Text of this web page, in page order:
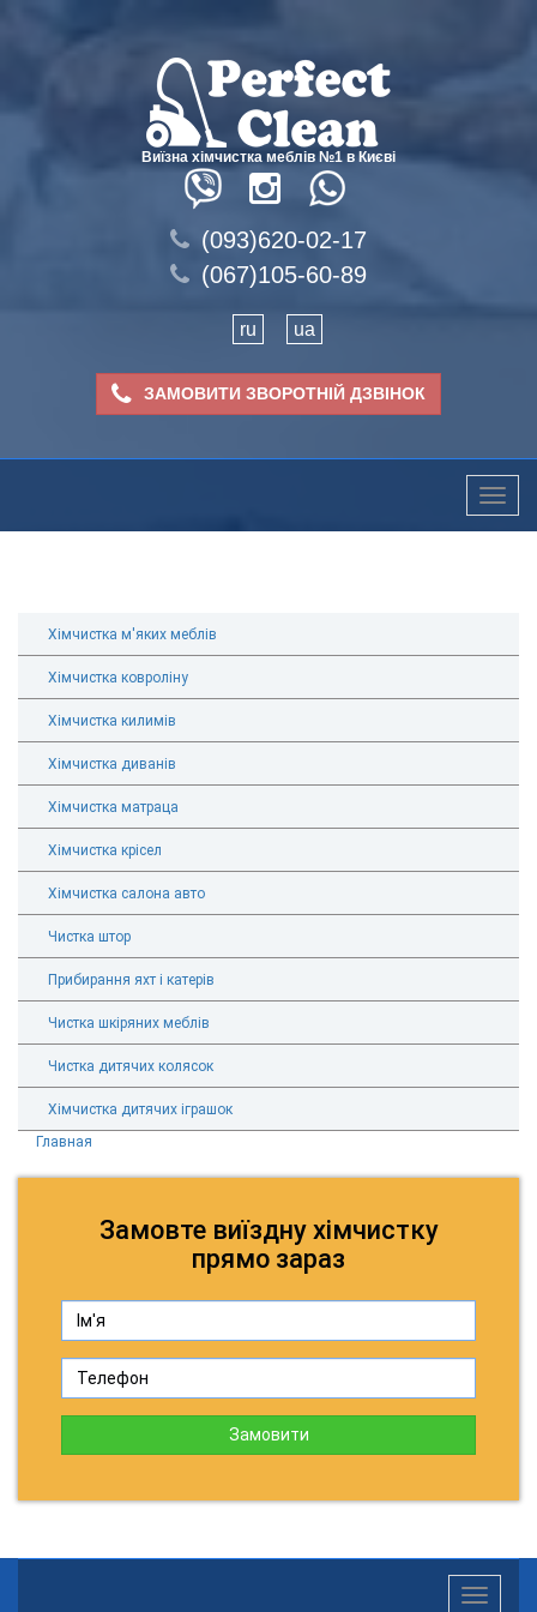
Виїзна хімчистка меблів №1 в Києві
(093)620-02-17
(067)105-60-89
ru ua
ЗАМОВИТИ ЗВОРОТНІЙ ДЗВІНОК
Toggle
Хімчистка м'яких меблів
Хімчистка ковроліну
Хімчистка килимів
Хімчистка диванів
Хімчистка матраца
Хімчистка крісел
Хімчистка салона авто
Чистка штор
Прибирання яхт і катерів
Чистка шкіряних меблів
Чистка дитячих колясок
Хімчистка дитячих іграшок
Главная
Замовте виїздну хімчистку
прямо зараз
Замовити
Toggle